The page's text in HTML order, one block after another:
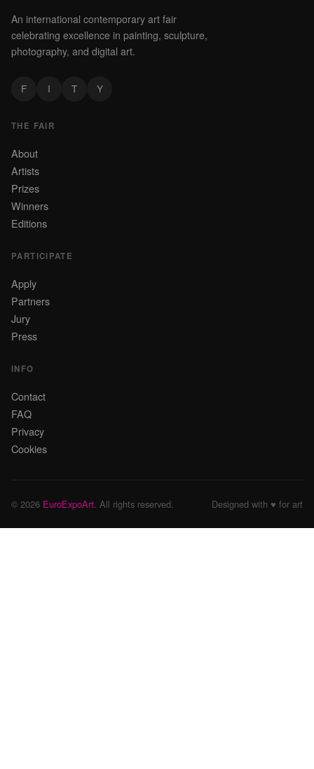
An international contemporary art fair
celebrating excellence in painting, sculpture,
photography, and digital art.
F I T Y
THE FAIR
About
Artists
Prizes
Winners
Editions
PARTICIPATE
Apply
Partners
Jury
Press
INFO
Contact
FAQ
Privacy
Cookies
© 2026 EuroExpoArt . All rights reserved. Designed with ♥ for art